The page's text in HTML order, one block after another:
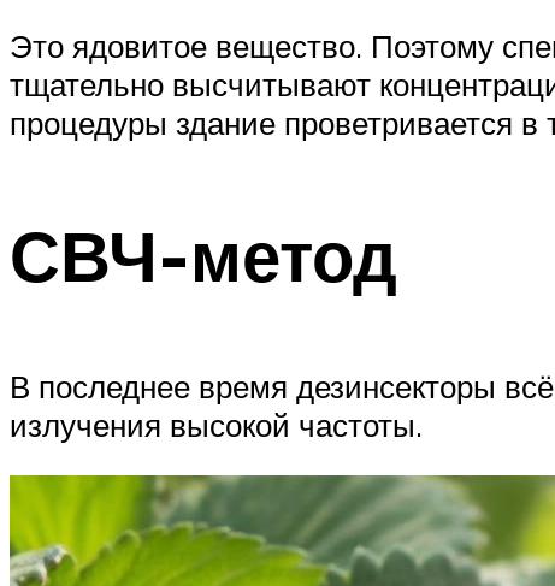
Это ядовитое вещество. Поэтому
тщательно высчитывают
процедуры здание проветривается
СВЧ-метод
В последнее время дезинсекторы
излучения высокой частоты.